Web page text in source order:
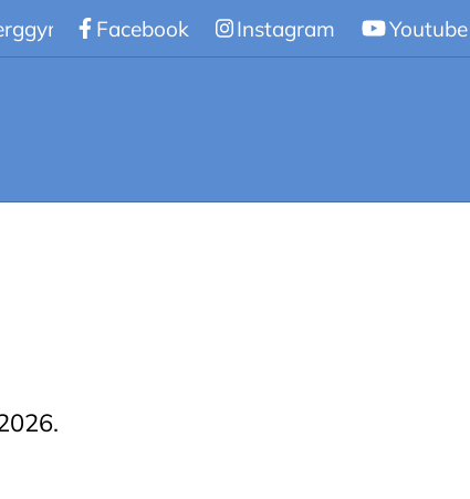
/ Nyheter
Facebook Instagram Youtube